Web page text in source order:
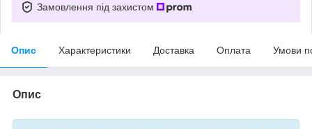
Замовлення під захистом
Опис Характеристики Доставка Оплата Умови
Опис